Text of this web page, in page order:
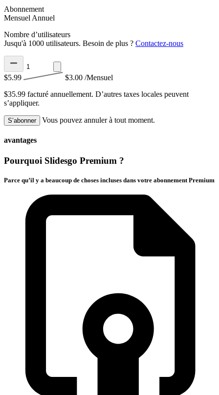
Abonnement
Mensuel Annuel
Nombre d’utilisateurs
Jusqu'à 1000 utilisateurs. Besoin de plus ? Contactez-nous
$5.99 $3.00 /Mensuel
$35.99 facturé annuellement. D’autres taxes locales peuvent
s’appliquer.
S’abonner Vous pouvez annuler à tout moment.
avantages
Pourquoi Slidesgo Premium ?
Parce qu’il y a beaucoup de choses incluses dans votre abonnement Premium